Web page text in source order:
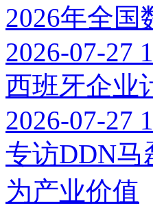
2026年全国
2026-07-27
西班牙企业
2026-07-27
专访DDN马
为产业价值